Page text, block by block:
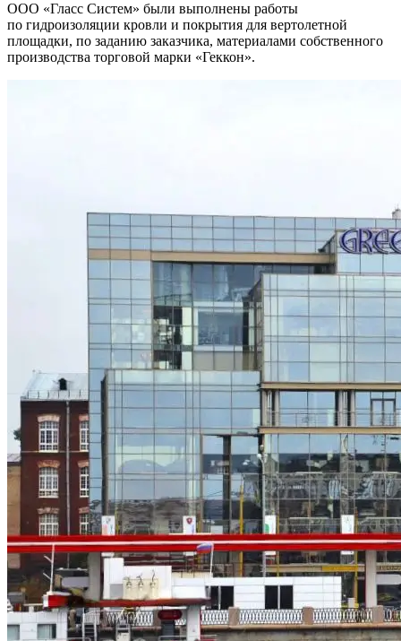
ООО «Гласс Систем» были выполнены работы
по гидроизоляции кровли и покрытия для вертолетной
площадки, по заданию заказчика, материалами собственного
производства торговой марки «Геккон».